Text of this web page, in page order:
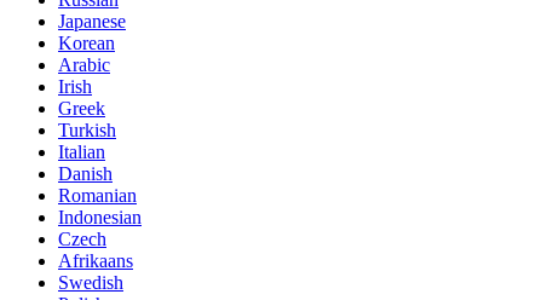
Japanese
Korean
Arabic
Irish
Greek
Turkish
Italian
Danish
Romanian
Indonesian
Czech
Afrikaans
Swedish